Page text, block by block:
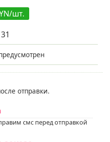
зеленый с
голубоватыми
оттенками
Виргинский
Изюминка сорта:
Оригинальная форма
и яркие иглы с
синеватым оттенком,
и декоративный вид
Мы предлагаем
доступна. Если у вас
шт.
31
отправки.
смс перед отправкой